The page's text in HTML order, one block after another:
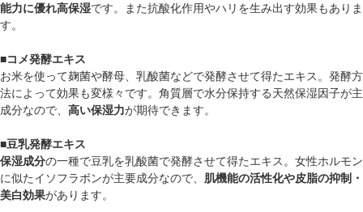
能力に優れ高保湿です。また抗酸化作用やハリを生み出す効果もありま
す。
■コメ発酵エキス
お米を使って麹菌や酵母、乳酸菌などで発酵させて得たエキス。発酵方
法によって効果も変様々です。角質層で水分保持する天然保湿因子が主
成分なので、 高い保湿力が期待できます。
■豆乳発酵エキス
保湿成分の一種で豆乳を乳酸菌で発酵させて得たエキス。女性ホルモン
に似たイソフラボンが主要成分なので、 肌機能の活性化や皮脂の抑制・
美白効果があります。